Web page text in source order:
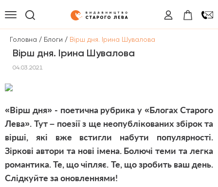
Головна / Блоги / Вірш дня. Ірина Шувалова
Вірш дня. Ірина Шувалова
04.03.2021
«Вірш дня» - поетична рубрика у «Блогах Старого
Лева». Тут – поезії з ще неопублікованих збірок та
вірші, які вже встигли набути популярності.
Зіркові автори та нові імена. Болючі теми та легка
романтика. Те, що чіпляє. Те, що зробить ваш день.
Слідкуйте за оновленнями!